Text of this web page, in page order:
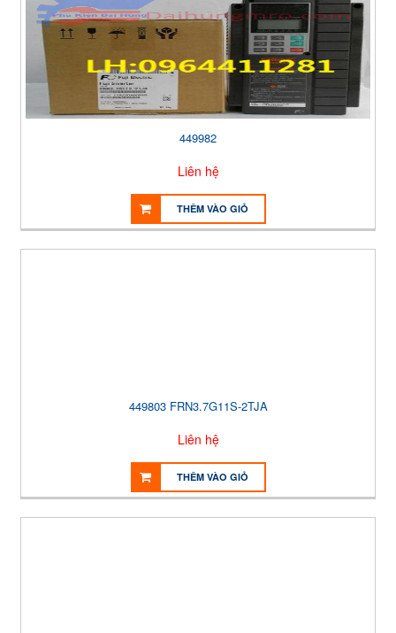
449982
Liên hệ
THÊM VÀO GIỎ
449803 FRN3.7G11S-2TJA
Liên hệ
THÊM VÀO GIỎ